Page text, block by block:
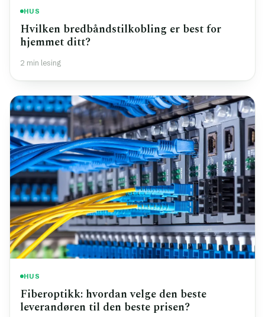
HUS
Hvilken bredbåndstilkobling er best for
hjemmet ditt?
2 min lesing
HUS
Fiberoptikk: hvordan velge den beste
leverandøren til den beste prisen?